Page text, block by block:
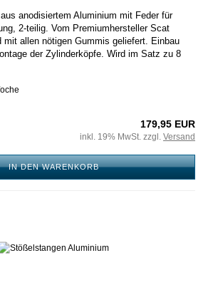
anodisiertem Aluminium mit Feder für
2-teilig. Vom Premiumhersteller Scat
mit allen nötigen Gummis geliefert. Einbau
der Zylinderköpfe. Wird im Satz zu 8
179,95 EUR
inkl. 19% MwSt. zzgl. Versand
IN DEN WARENKORB